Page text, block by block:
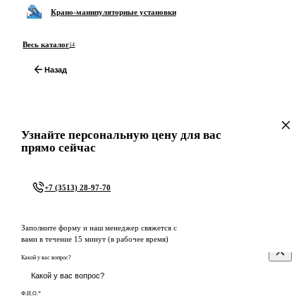
Крано-манипуляторные установки
Весь каталог14
Назад
Узнайте персональную цену для вас
прямо сейчас
+7 (3513) 28-97-70
Заполните форму и наш менеджер свяжется с
вами в течение 15 минут (в рабочее время)
Какой у вас вопрос?
Ф.И.О.*